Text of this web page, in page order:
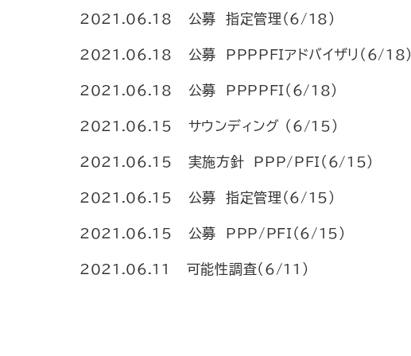
2021.06.18 公募 指定管理（6/18）
2021.06.18 公募 PPPPFIアドバイザリ（6/18）
2021.06.18 公募 PPPPFI（6/18）
2021.06.15 サウンディング （6/15）
2021.06.15 実施方針 PPP/PFI（6/15）
2021.06.15 公募 指定管理（6/15）
2021.06.15 公募 PPP/PFI（6/15）
2021.06.11 可能性調査（6/11）